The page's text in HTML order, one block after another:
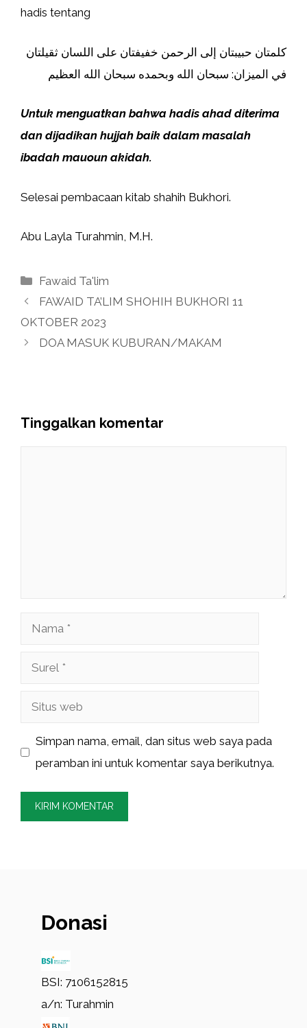
hadis tentang
كلمتان حبيبتان إلى الرحمن خفيفتان على اللسان ثقيلتان
في الميزان: سبحان الله وبحمده سبحان الله العظيم
Untuk menguatkan bahwa hadis ahad diterima
dan dijadikan hujjah baik dalam masalah
ibadah mauoun akidah.
Selesai pembacaan kitab shahih Bukhori.
Abu Layla Turahmin, M.H.
Kategori
Fawaid Ta'lim
FAWAID TA’LIM SHOHIH BUKHORI 11
OKTOBER 2023
DOA MASUK KUBURAN/MAKAM
Tinggalkan komentar
Nama
Surel
Situs
Simpan nama, email, dan situs web saya pada
peramban ini untuk komentar saya berikutnya.
Donasi
BSI: 7106152815
a/n: Turahmin